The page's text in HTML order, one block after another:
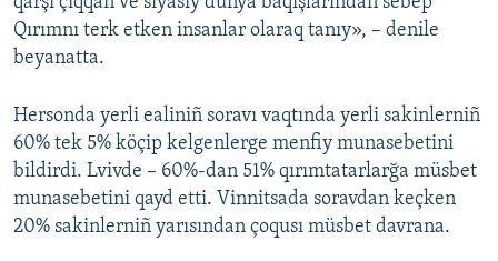
Qırımnı terk etken insanlar olaraq tanıy», – denile
beyanatta.
Hersonda yerli ealiniñ soravı vaqtında yerli sakinlerniñ
60% tek 5% köçip kelgenlerge menfiy munasebetini
bildirdi. Lvivde – 60%-dan 51% qırımtatarlarğa müsbet
munasebetini qayd etti. Vinnitsada soravdan keçken
20% sakinlerniñ yarısından çoqusı müsbet davrana.